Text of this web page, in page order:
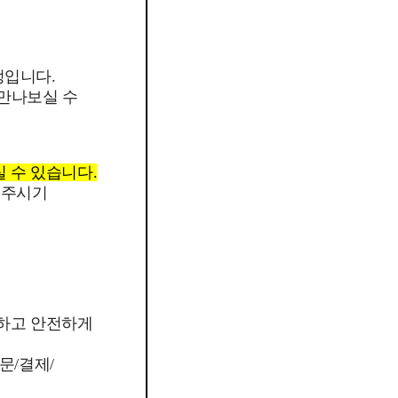
입니다.
나보실 수
수 있습니다.
시기
고 안전하게
/결제/